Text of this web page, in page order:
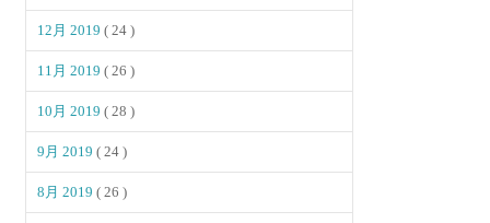
12月 2019( 24 )
11月 2019( 26 )
10月 2019( 28 )
9月 2019( 24 )
8月 2019( 26 )